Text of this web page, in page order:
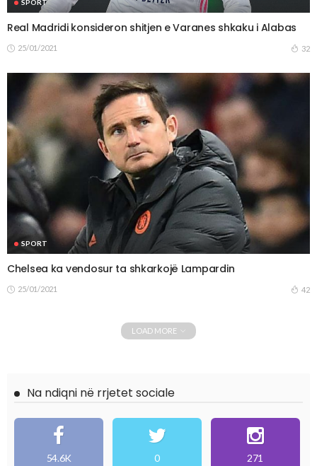
SPORT
Real Madridi konsideron shitjen e Varanes shkaku i Alabas
25/01/2021 32
SPORT
Chelsea ka vendosur ta shkarkojë Lampardin
25/01/2021 42
LOAD MORE
Na ndiqni në rrjetet sociale
54.6K 0 271